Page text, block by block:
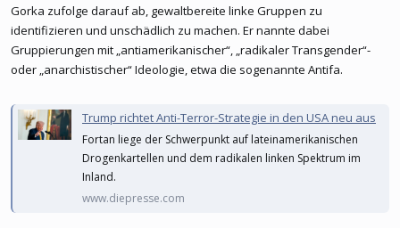
Gorka zufolge darauf ab, gewaltbereite linke Gruppen zu
identifizieren und unschädlich zu machen. Er nannte dabei
Gruppierungen mit „antiamerikanischer“, „radikaler Transgender“-
oder „anarchistischer“ Ideologie, etwa die sogenannte Antifa.
Trump richtet Anti-Terror-Strategie in den USA neu aus
Fortan liege der Schwerpunkt auf lateinamerikanischen
Drogenkartellen und dem radikalen linken Spektrum im
Inland.
www.diepresse.com